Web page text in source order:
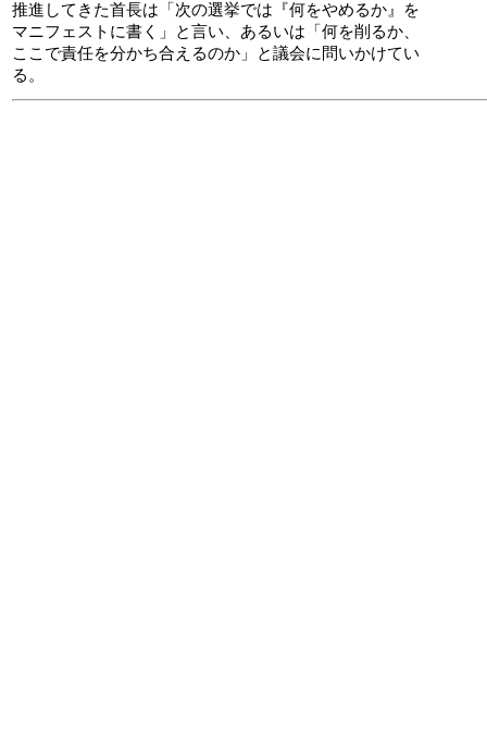
推進してきた首長は「次の選挙では『何をやめるか』を
マニフェストに書く」と言い、あるいは「何を削るか、
ここで責任を分かち合えるのか」と議会に問いかけてい
る。